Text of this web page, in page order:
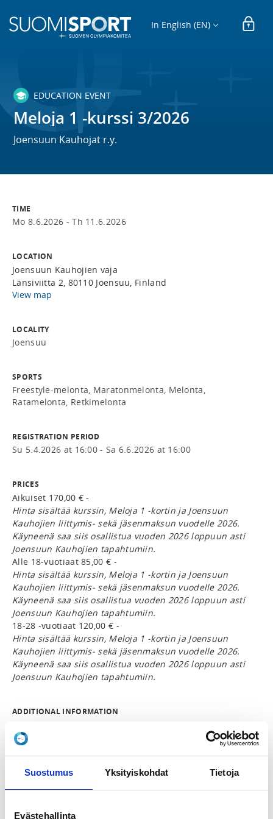
Suostumus Yksityiskohdat Tietoja
Evästehallinta
In English (EN)
EDUCATION EVENT
Meloja 1 -kurssi 3/2026
Joensuun Kauhojat r.y.
TIME
Mo 8.6.2026 -Th 11.6.2026
LOCATION
Joensuun Kauhojien vaja
Länsiviitta 2, 80110 Joensuu, Finland
View map
LOCALITY
Joensuu
SPORTS
Freestyle-melonta, Maratonmelonta, Melonta,
Ratamelonta, Retkimelonta
REGISTRATION PERIOD
Su 5.4.2026 at 16:00 - Sa 6.6.2026 at 16:00
PRICES
Aikuiset 170,00 € -
Hinta sisältää kurssin, Meloja 1 -kortin ja Joensuun
Kauhojien liittymis- sekä jäsenmaksun vuodelle 2026.
Käyneenä saa siis osallistua vuoden 2026 loppuun asti
Joensuun Kauhojien tapahtumiin.
Alle 18-vuotiaat 85,00 € -
Hinta sisältää kurssin, Meloja 1 -kortin ja Joensuun
Kauhojien liittymis- sekä jäsenmaksun vuodelle 2026.
Käyneenä saa siis osallistua vuoden 2026 loppuun asti
Joensuun Kauhojien tapahtumiin.
18-28 -vuotiaat 120,00 € -
Hinta sisältää kurssin, Meloja 1 -kortin ja Joensuun
Kauhojien liittymis- sekä jäsenmaksun vuodelle 2026.
Käyneenä saa siis osallistua vuoden 2026 loppuun asti
Joensuun Kauhojien tapahtumiin.
ADDITIONAL INFORMATION
toiminta@joensuunkauhojat.fi
INSTRUCTORS